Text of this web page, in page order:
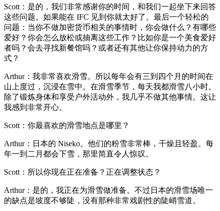
Scott：是的，我们非常感谢你的时间，和我们一起坐下来回答
这些问题。如果能在 IFC 见到你就太好了。最后一个轻松的
问题：当你不做加密货币相关的事情时，你会做什么？有哪些
爱好？你会怎么放松或抽离这些工作？比如你是一个美食爱好
者吗？会去寻找新餐馆吗？或者还有其他让你保持动力的方
式？
Arthur：我非常喜欢滑雪。所以每年会有三到四个月的时间在
山上度过，沉浸在雪中。在滑雪季节，每天我都滑雪八小时。
除了锻炼身体和享受户外活动外，我几乎不做其他事情。这让
我感到非常开心。
Scott：你最喜欢的滑雪地点是哪里？
Arthur：日本的 Niseko。他们的粉雪非常棒，干燥且轻盈。每
年一到二月都会下雪，那里简直令人惊叹。
Scott：所以你现在正在准备？正在调整状态？
Arthur：是的，我正在为滑雪做准备。不过日本的滑雪场唯一
的缺点是坡度不够陡，没有那种非常戏剧性的陡峭雪道。